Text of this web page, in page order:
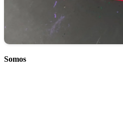
Somos